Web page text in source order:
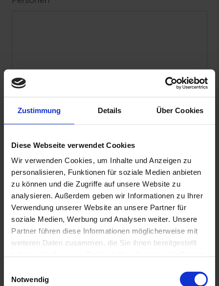
Zustimmung Details Über Cookies
Diese Webseite verwendet Cookies
Wir verwenden Cookies, um Inhalte und Anzeigen zu
personalisieren, Funktionen für soziale Medien anbieten
zu können und die Zugriffe auf unsere Website zu
analysieren. Außerdem geben wir Informationen zu Ihrer
Verwendung unserer Website an unsere Partner für
soziale Medien, Werbung und Analysen weiter. Unsere
Partner führen diese Informationen möglicherweise mit
weiteren Daten zusammen, die Sie ihnen bereitgestellt
Cookies, wenn Sie unsere Webseite weiterhin nutzen.
Notwendig
Datenschutzhinweis: Für die Kontaktaufnahme
und die Angebotserstellung benötigen wir Ihre
Daten wie Name, Telefonnummer und E-Mail-
Adresse.
Sie erklären sich hiermit einverstanden, dass diese
Daten von uns entsprechend unserer
Datenschutzerklärung verwendet und gespeichert
, ich möchte weiterhin mit Wirodive in Kontakt